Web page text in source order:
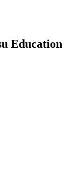
Education